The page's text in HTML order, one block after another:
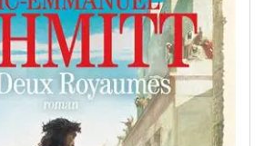
van
Mies
Bouwman